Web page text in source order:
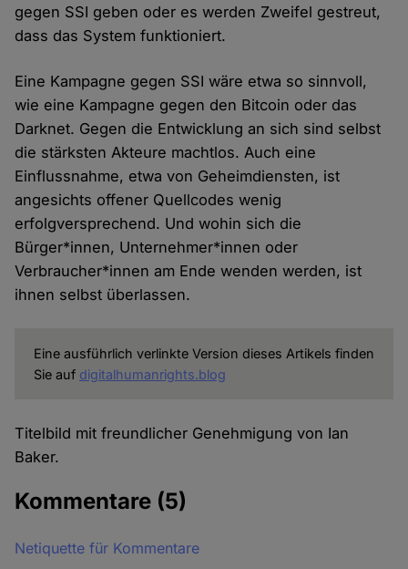
gegen SSI geben oder es werden Zweifel gestreut,
dass das System funktioniert.
Eine Kampagne gegen SSI wäre etwa so sinnvoll,
wie eine Kampagne gegen den Bitcoin oder das
Darknet. Gegen die Entwicklung an sich sind selbst
die stärksten Akteure machtlos. Auch eine
Einflussnahme, etwa von Geheimdiensten, ist
angesichts offener Quellcodes wenig
erfolgversprechend. Und wohin sich die
Bürger*innen, Unternehmer*innen oder
Verbraucher*innen am Ende wenden werden, ist
ihnen selbst überlassen.
Eine ausführlich verlinkte Version dieses Artikels finden
Sie auf digitalhumanrights.blog
Titelbild mit freundlicher Genehmigung von Ian
Baker.
Kommentare (5)
Netiquette für Kommentare